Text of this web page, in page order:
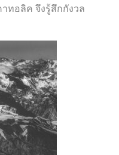
ทอลิค จึงรู้สึกกังวล